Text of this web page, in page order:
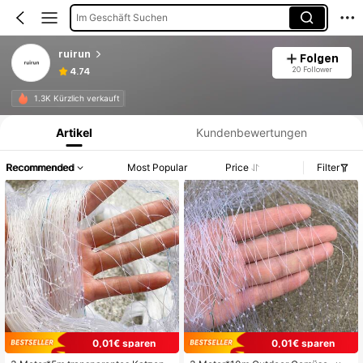
Im Geschäft Suchen
ruirun
4.74
Folgen
20 Follower
1.3K Kürzlich verkauft
Produktinformation: Preisangabe, Verkaufs- und Lagerbestandsdetails.
Artikel Kundenbewertungen
Recommended Most Popular Price Filter
0,01€ sparen
0,01€ sparen